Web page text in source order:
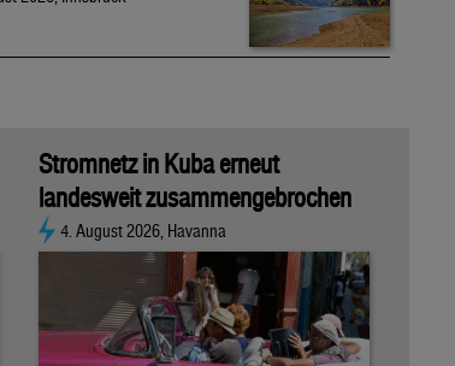
Stromnetz in Kuba erneut
landesweit zusammengebrochen
4. August 2026, Havanna